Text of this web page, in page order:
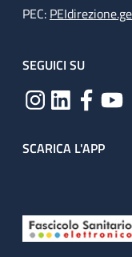
PEC:
SEGUICI SU
SCARICA L'APP